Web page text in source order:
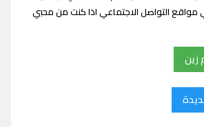
التواصل الاجتماعي اذا كنت من محبي
زين